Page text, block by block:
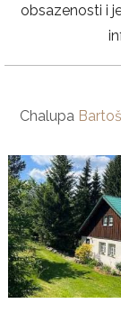
obsazenosti i
Chalupa